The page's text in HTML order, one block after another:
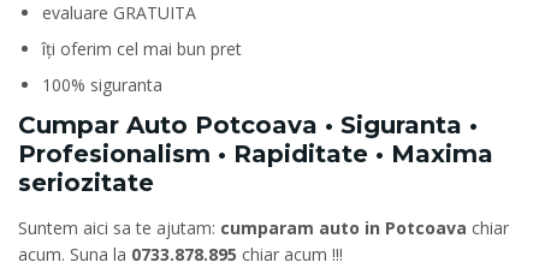
evaluare GRATUITA
îți oferim cel mai bun pret
100% siguranta
Cumpar Auto Potcoava • Siguranta •
Profesionalism • Rapiditate • Maxima
seriozitate
Suntem aici sa te ajutam: cumparam auto in Potcoava chiar
acum. Suna la 0733.878.895 chiar acum !!!